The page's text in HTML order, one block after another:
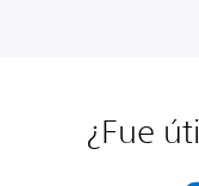
¿Fue